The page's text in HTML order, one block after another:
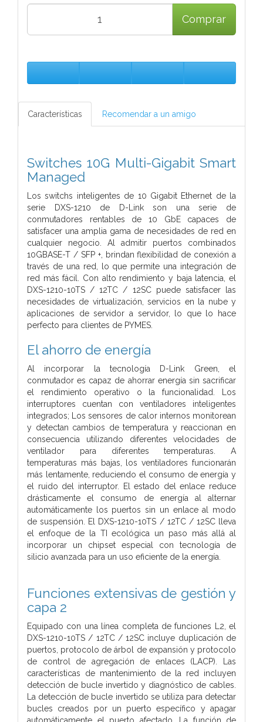
Comprar
Características Recomendar a un amigo
Switches 10G Multi-Gigabit Smart
Managed
Los switchs inteligentes de 10 Gigabit Ethernet de la
serie DXS-1210 de D-Link son una serie de
conmutadores rentables de 10 GbE capaces de
satisfacer una amplia gama de necesidades de red en
cualquier negocio. Al admitir puertos combinados
10GBASE-T / SFP +, brindan flexibilidad de conexión a
través de una red, lo que permite una integración de
red más fácil. Con alto rendimiento y baja latencia, el
DXS-1210-10TS / 12TC / 12SC puede satisfacer las
necesidades de virtualización, servicios en la nube y
aplicaciones de servidor a servidor, lo que lo hace
perfecto para clientes de PYMES.
El ahorro de energía
Al incorporar la tecnología D-Link Green, el
conmutador es capaz de ahorrar energía sin sacrificar
el rendimiento operativo o la funcionalidad. Los
interruptores cuentan con ventiladores inteligentes
integrados; Los sensores de calor internos monitorean
y detectan cambios de temperatura y reaccionan en
consecuencia utilizando diferentes velocidades de
ventilador para diferentes temperaturas. A
temperaturas más bajas, los ventiladores funcionarán
más lentamente, reduciendo el consumo de energía y
el ruido del interruptor. El estado del enlace reduce
drásticamente el consumo de energía al alternar
automáticamente los puertos sin un enlace al modo
de suspensión. El DXS-1210-10TS / 12TC / 12SC lleva
el enfoque de la TI ecológica un paso más allá al
incorporar un chipset especial con tecnología de
silicio avanzada para un uso eficiente de la energía.
Funciones extensivas de gestión y
capa 2
Equipado con una línea completa de funciones L2, el
DXS-1210-10TS / 12TC / 12SC incluye duplicación de
puertos, protocolo de árbol de expansión y protocolo
de control de agregación de enlaces (LACP). Las
características de mantenimiento de la red incluyen
detección de bucle invertido y diagnóstico de cables.
La detección de bucle invertido se utiliza para detectar
bucles creados por un puerto específico y apagar
automáticamente el puerto afectado. La función de